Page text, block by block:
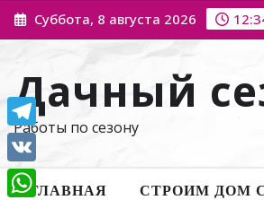
Перейти
к
Суббота, 8 августа 2026
Дачный
Работы по сезону
ГЛАВНАЯ СТРОИМ ДОМ
Telegram
VK